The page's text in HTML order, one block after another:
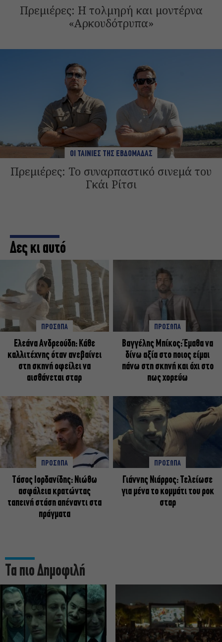
Πρεμιέρες: Η τολμηρή και μοντέρνα
«Αρκουδότρυπα»
ΟΙ ΤΑΙΝΙΕΣ ΤΗΣ ΕΒΔΟΜΑΔΑΣ
Πρεμιέρες: Το συναρπαστικό σινεμά του
Γκάι Ρίτσι
Δες κι αυτό
ΠΡΟΣΩΠΑ
Ελεάνα Ανδρεούδη: Κάθε
καλλιτέχνης όταν ανεβαίνει
στη σκηνή οφείλει να
αισθάνεται σταρ
ΠΡΟΣΩΠΑ
Βαγγέλης Μπίκος: Έμαθα να
δίνω αξία στο ποιος είμαι
πάνω στη σκηνή και όχι στο
πως χορεύω
ΠΡΟΣΩΠΑ
Tάσος Ιορδανίδης: Νιώθω
ασφάλεια κρατώντας
ταπεινή στάση απέναντι στα
πράγματα
ΠΡΟΣΩΠΑ
Γιάννης Νιάρρος: Τελείωσε
για μένα το κομμάτι του ροκ
σταρ
Τα πιο Δημοφιλή